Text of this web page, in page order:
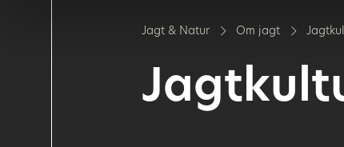
Jagt & Natur Om jagt